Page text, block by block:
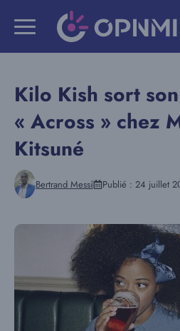
Kilo Kish sort
« Across » chez
Kitsuné
Bertrand Messi Publié : 24 juillet